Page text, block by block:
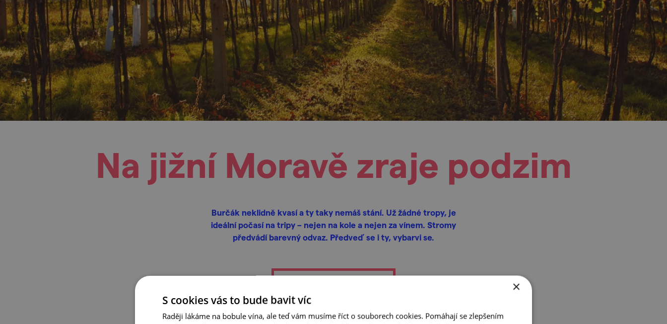
Na jižní Moravě zraje podzim
Burčák neklidně kvasí a ty taky nemáš stání. Už žádné tropy, je
ideální počasí na tripy – nejen na kole a nejen za vínem. Stromy
předvádí barevný odvaz. Předveď se i ty, vybarvi se.
×
S cookies vás to bude bavit víc
Raději lákáme na bobule vína, ale teď vám musíme říct o souborech cookies. Pomáhají se zlepšením